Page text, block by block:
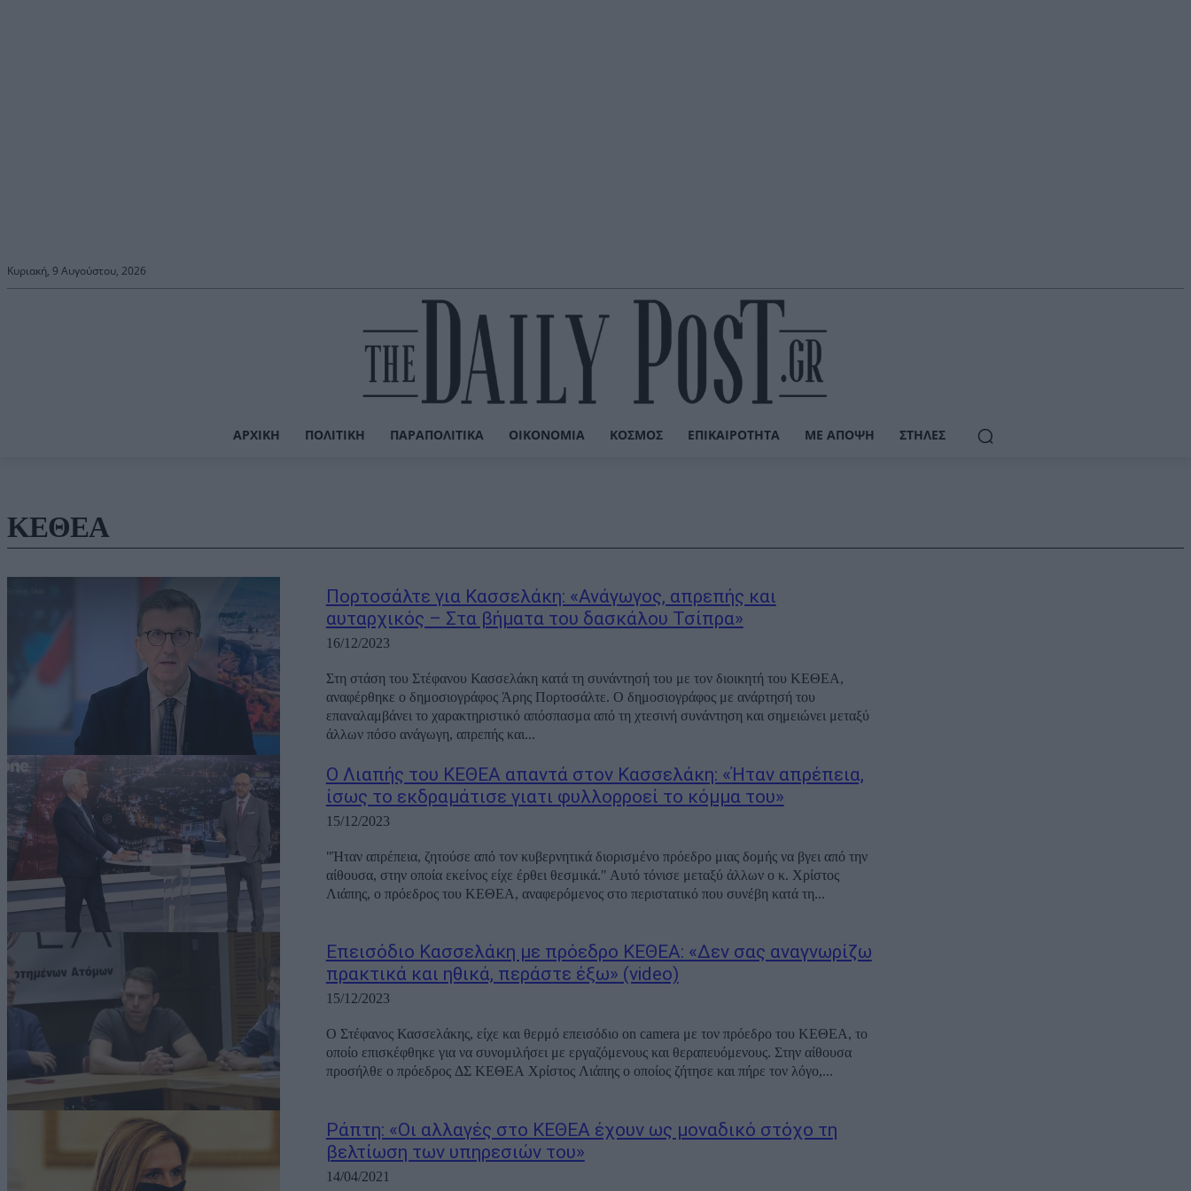
Κυριακή, 9 Αυγούστου, 2026
ΑΡΧΙΚΉ ΠΟΛΙΤΙΚΉ ΠΑΡΑΠΟΛΙΤΙΚΆ ΟΙΚΟΝΟΜΊΑ ΚΌΣΜΟΣ ΕΠΙΚΑΙΡΌΤΗΤΑ ΜΕ ΆΠΟΨΗ ΣΤΉΛΕΣ
ΚΕΘΕΑ
Πορτοσάλτε για Κασσελάκη: «Ανάγωγος, απρεπής και
αυταρχικός – Στα βήματα του δασκάλου Τσίπρα»
16/12/2023
Στη στάση του Στέφανου Κασσελάκη κατά τη συνάντησή του με τον διοικητή του ΚΕΘΕΑ,
αναφέρθηκε ο δημοσιογράφος Άρης Πορτοσάλτε. Ο δημοσιογράφος με ανάρτησή του
επαναλαμβάνει το χαρακτηριστικό απόσπασμα από τη χτεσινή συνάντηση και σημειώνει μεταξύ
άλλων πόσο ανάγωγη, απρεπής και...
Ο Λιαπής του ΚΕΘΕΑ απαντά στον Κασσελάκη: «Ήταν απρέπεια,
ίσως το εκδραμάτισε γιατι φυλλορροεί το κόμμα του»
15/12/2023
"Ήταν απρέπεια, ζητούσε από τον κυβερνητικά διορισμένο πρόεδρο μιας δομής να βγει από την
αίθουσα, στην οποία εκείνος είχε έρθει θεσμικά." Αυτό τόνισε μεταξύ άλλων ο κ. Χρίστος
Λιάπης, ο πρόεδρος του ΚΕΘΕΑ, αναφερόμενος στο περιστατικό που συνέβη κατά τη...
Eπεισόδιο Κασσελάκη με πρόεδρο ΚΕΘΕΑ: «Δεν σας αναγνωρίζω
πρακτικά και ηθικά, περάστε έξω» (video)
15/12/2023
Ο Στέφανος Κασσελάκης, είχε και θερμό επεισόδιο on camera με τον πρόεδρο του ΚΕΘΕΑ, το
οποίο επισκέφθηκε για να συνομιλήσει με εργαζόμενους και θεραπευόμενους. Στην αίθουσα
προσήλθε ο πρόεδρος ΔΣ ΚΕΘΕΑ Χρίστος Λιάπης ο οποίος ζήτησε και πήρε τον λόγο,...
Ράπτη: «Οι αλλαγές στο ΚΕΘΕΑ έχουν ως μοναδικό στόχο τη
βελτίωση των υπηρεσιών του»
14/04/2021